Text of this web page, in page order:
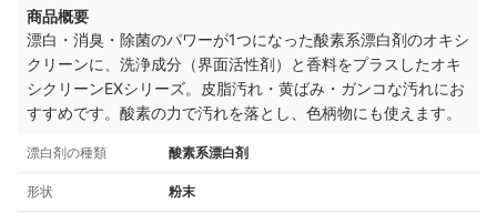
商品概要
漂白・消臭・除菌のパワーが1つになった酸素系漂白剤のオキシ
クリーンに、 洗浄成分（界面活性剤）と香料をプラスしたオキ
シクリーンEXシリーズ。
皮脂汚れ・黄ばみ・ガンコな汚れにお
すすめです。酸素の力で汚れを落とし、 色柄物にも使えます。
漂白剤の種類 酸素系漂白剤
形状 粉末